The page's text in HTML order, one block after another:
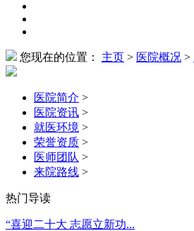
您现在的位置： 主页 > 医院概况 >
医院简介 >
医院资讯 >
就医环境 >
荣誉资质 >
医师团队 >
来院路线 >
热门导读
“喜迎二十大 志愿立新功...